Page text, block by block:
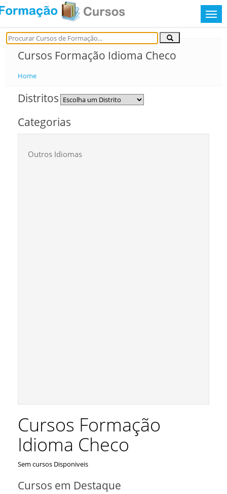
Cursos Formação Idioma Checo
Home
Distritos
Categorias
Outros Idiomas
Cursos Formação
Idioma Checo
Sem cursos Disponiveis
Cursos em Destaque